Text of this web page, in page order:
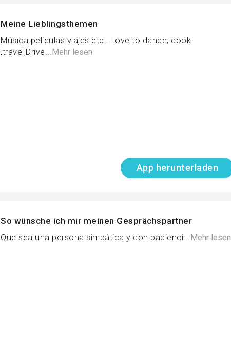
Meine Lieblingsthemen
Música películas viajes etc... love to dance, cook
,travel,Drive...Mehr lesen
App herunterladen
So wünsche ich mir meinen Gesprächspartner
Que sea una persona simpática y con pacienci...Mehr lesen